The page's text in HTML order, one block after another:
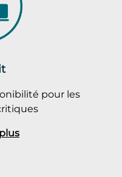
pour les